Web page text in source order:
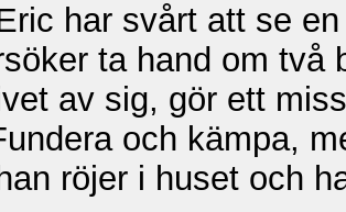
har svårt att se
ta hand om två
av sig, gör ett
och kämpa,
röjer i huset och